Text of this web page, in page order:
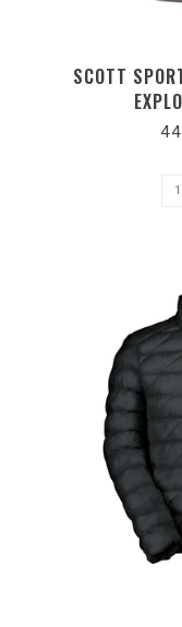
SCOTT